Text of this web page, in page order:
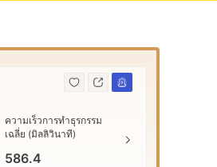
ความเร็วการทำธุรกรรม
เฉลี่ย (มิลลิวินาที)
586.4